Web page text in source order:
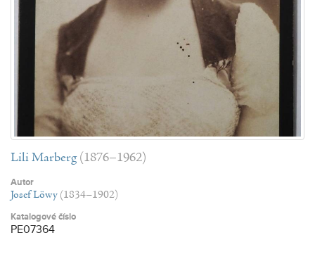
Lili Marberg (1876–1962)
Autor
Josef Löwy (1834–1902)
Katalogové číslo
PE07364